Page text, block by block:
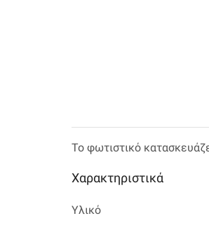
Το φωτιστικό
Χαρακτηριστικά
Υλικό